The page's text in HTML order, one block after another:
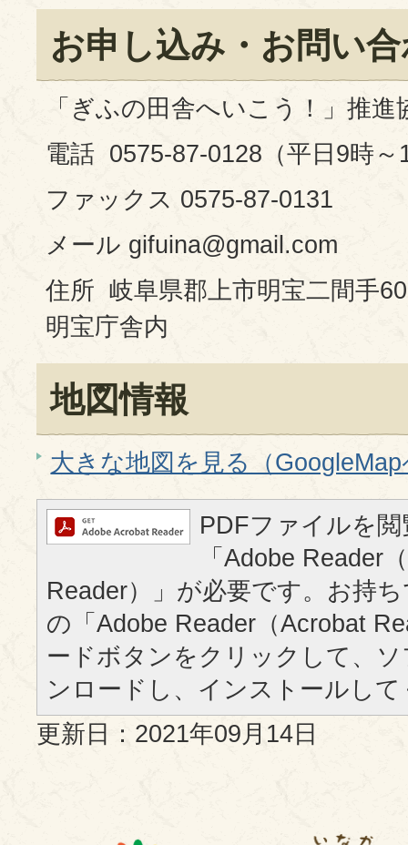
お申し込み・お問い
「ぎふの田舎へいこう！」推進
電話 0575-87-0128（平日9時～
ファックス 0575-87-0131
メール gifuina@gmail.com
住所 岐阜県郡上市明宝二間手
明宝庁舎内
地図情報
大きな地図を見る（
PDFファイルを
「Adobe Reader
Reader）」が必要です。お持
の「Adobe Reader（Acrobat
ードボタンをクリックして、
ンロードし、インストールし
更新日：2021年09月14日